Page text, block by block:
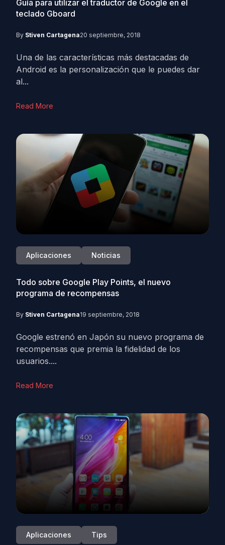
Guía para utilizar el traductor de Google en el
teclado Gboard
By Stiven Cartagena20 septiembre, 2018
Una de las características más destacadas de
Android es la personalización que le puedes dar
al...
Read More
Aplicaciones Noticias
Todo sobre Google Play Points, el nuevo
programa de recompensas
By Stiven Cartagena19 septiembre, 2018
Google estrenó en Japón su nuevo programa de
recompensas que premia la fidelidad de los
usuarios....
Read More
Aplicaciones Tips